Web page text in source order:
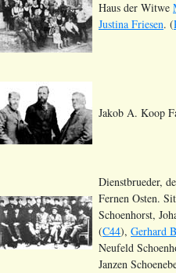
Haus der Witwe
Justina Friesen. (
Jakob A. Koop
Dienstbrueder,
Fernen Osten.
Schoenhorst,
(C44), Gerhard
Neufeld
Janzen